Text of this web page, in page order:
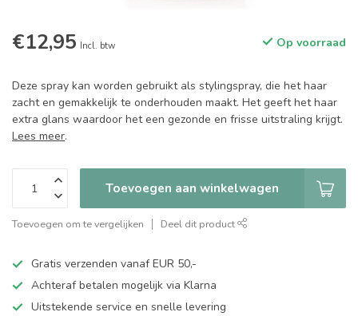
€12,95 Incl. btw Op voorraad
Deze spray kan worden gebruikt als stylingspray, die het haar
zacht en gemakkelijk te onderhouden maakt. Het geeft het haar
extra glans waardoor het een gezonde en frisse uitstraling krijgt.
Lees meer.
Toevoegen aan winkelwagen
Toevoegen om te vergelijken Deel dit product
Gratis verzenden vanaf EUR 50,-
Achteraf betalen mogelijk via Klarna
Uitstekende service en snelle levering